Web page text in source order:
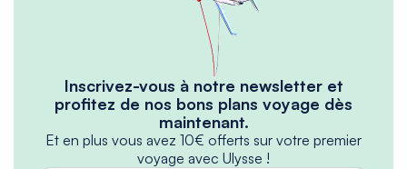
Inscrivez-vous à notre newsletter et
profitez de nos bons plans voyage dès
maintenant.
Et en plus vous avez 10€ offerts sur votre premier
voyage avec Ulysse !